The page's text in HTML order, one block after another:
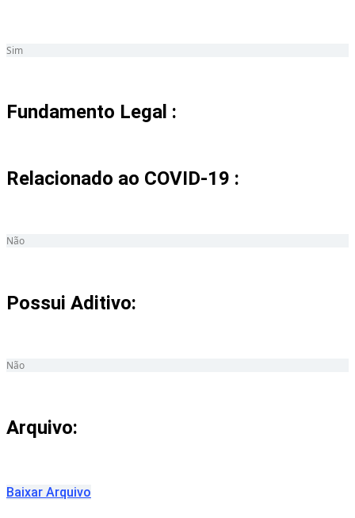
Sim
Fundamento Legal :​
Relacionado ao COVID-19 :​
Não
Possui Aditivo:​
Não
Arquivo:
Baixar Arquivo